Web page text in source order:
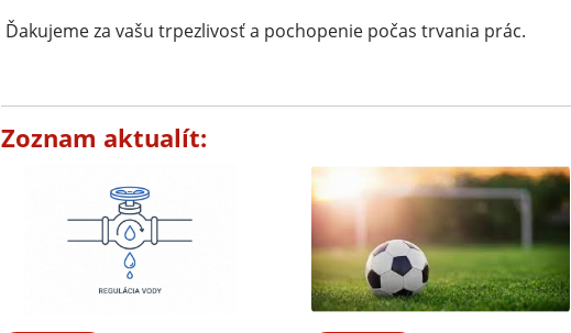
Ďakujeme za vašu trpezlivosť a pochopenie počas trvania prác.
Zoznam aktualít: